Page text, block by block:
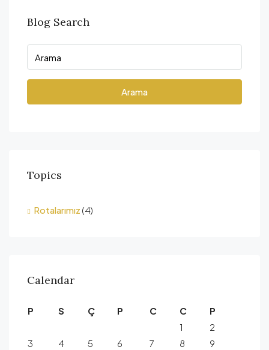
Blog Search
Arama
Topics
Rotalarımız (4)
Calendar
P S Ç P C C
P
1
2
3
4 5 6 7 8
9